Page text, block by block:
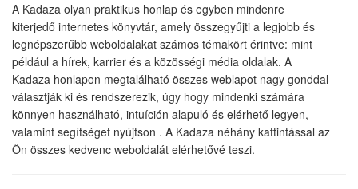
A Kadaza olyan praktikus honlap és egyben mindenre
kiterjedő internetes könyvtár, amely összegyűjti a legjobb és
legnépszerűbb weboldalakat számos témakört érintve: mint
például a hírek, karrier és a közösségi média oldalak. A
Kadaza honlapon megtalálható összes weblapot nagy gonddal
választják ki és rendszerezik, úgy hogy mindenki számára
könnyen használható, intuíción alapuló és elérhető legyen,
valamint segítséget nyújtson . A Kadaza néhány kattintással az
Ön összes kedvenc weboldalát elérhetővé teszi.